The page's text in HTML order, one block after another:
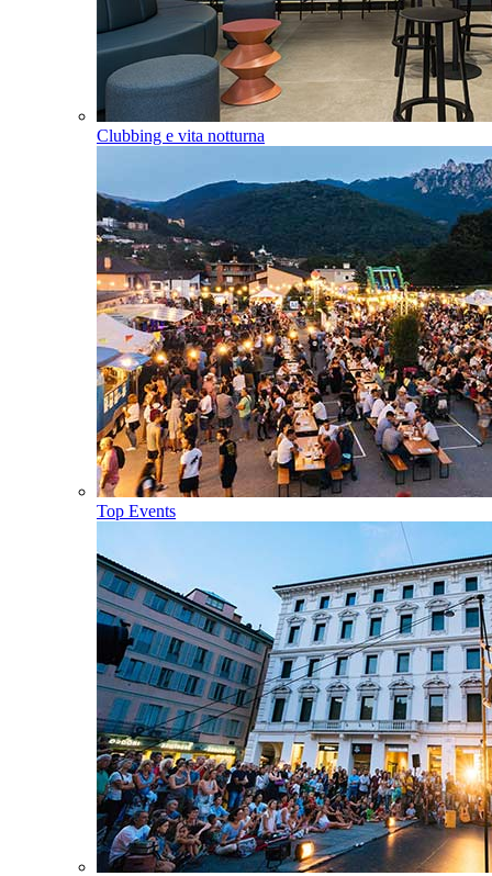
Clubbing e vita notturna
Top Events